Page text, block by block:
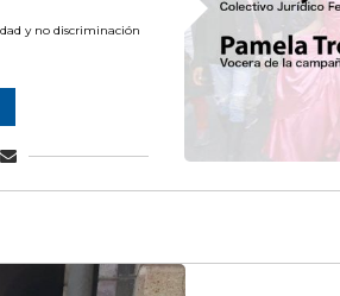
y no discriminación